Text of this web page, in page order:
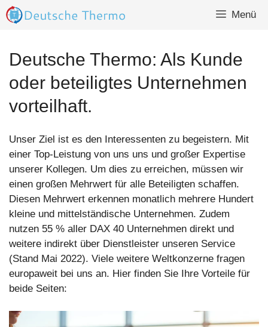
Zum
Inhalt
Menü
Deutsche Thermo: Als Kunde
oder beteiligtes Unternehmen
vorteilhaft.
Unser Ziel ist es den Interessenten zu begeistern. Mit
einer Top-Leistung von uns uns und großer Expertise
unserer Kollegen. Um dies zu erreichen, müssen wir
einen großen Mehrwert für alle Beteiligten schaffen.
Diesen Mehrwert erkennen monatlich mehrere Hundert
kleine und mittelständische Unternehmen. Zudem
nutzen 55 % aller DAX 40 Unternehmen direkt und
weitere indirekt über Dienstleister unseren Service
(Stand Mai 2022). Viele weitere Weltkonzerne fragen
europaweit bei uns an. Hier finden Sie Ihre Vorteile für
beide Seiten: